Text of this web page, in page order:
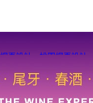
網頁設計 桃園網頁設計